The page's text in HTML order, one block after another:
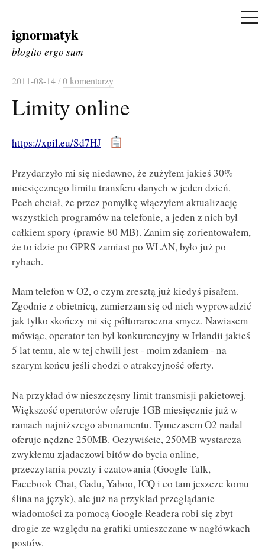
Skip
to
ignormatyk
blogito ergo sum
2011-08-14/0 komentarzy
Limity online
https://xpil.eu/Sd7HJ
Przydarzyło mi się niedawno, że zużyłem jakieś 30%
miesięcznego limitu transferu danych w jeden dzień.
Pech chciał, że przez pomyłkę włączyłem aktualizację
wszystkich programów na telefonie, a jeden z nich był
całkiem spory (prawie 80 MB). Zanim się zorientowałem,
że to idzie po GPRS zamiast po WLAN, było już po
rybach.
Mam telefon w O2, o czym zresztą już kiedyś pisałem.
Zgodnie z obietnicą, zamierzam się od nich wyprowadzić
jak tylko skończy mi się półtoraroczna smycz. Nawiasem
mówiąc, operator ten był konkurencyjny w Irlandii jakieś
5 lat temu, ale w tej chwili jest - moim zdaniem - na
szarym końcu jeśli chodzi o atrakcyjność oferty.
Na przykład ów nieszczęsny limit transmisji pakietowej.
Większość operatorów oferuje 1GB miesięcznie już w
ramach najniższego abonamentu. Tymczasem O2 nadal
oferuje nędzne 250MB. Oczywiście, 250MB wystarcza
zwykłemu zjadaczowi bitów do bycia online,
przeczytania poczty i czatowania (Google Talk,
Facebook Chat, Gadu, Yahoo, ICQ i co tam jeszcze komu
ślina na język), ale już na przykład przeglądanie
wiadomości za pomocą Google Readera robi się zbyt
drogie ze względu na grafiki umieszczane w nagłówkach
postów.